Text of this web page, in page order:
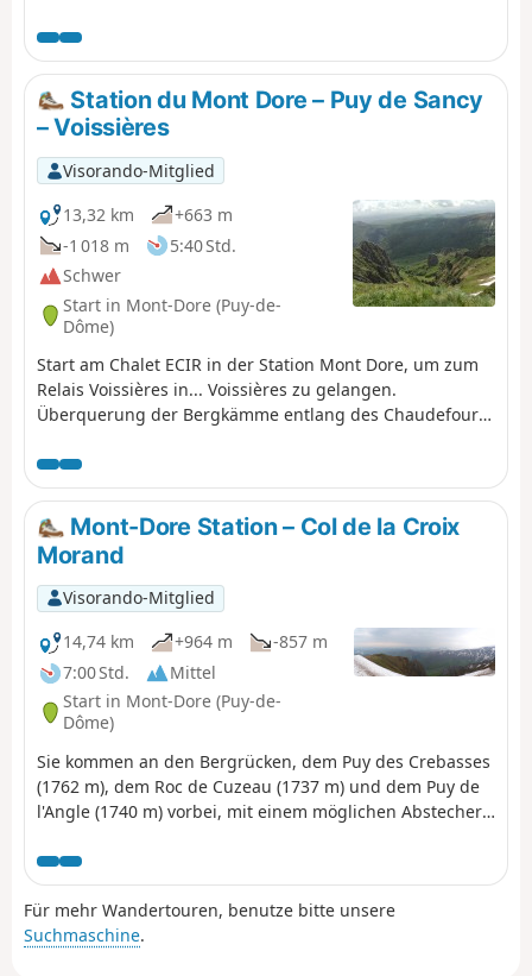
kennenlernen. Eine angenehme und familienfreundliche
Wanderung auf den Wegen und Pfaden rund um den
Ferienort.
Station du Mont Dore – Puy de Sancy
– Voissières
Visorando-Mitglied
13,32 km
+663 m
-1 018 m
5:40 Std.
Schwer
Start in Mont-Dore (Puy-de-
Dôme)
Start am Chalet ECIR in der Station Mont Dore, um zum
Relais Voissières in... Voissières zu gelangen.
Überquerung der Bergkämme entlang des Chaudefour-
erweisen, der Rest ist sehr einfach.
Mont-Dore Station – Col de la Croix
Morand
Visorando-Mitglied
14,74 km
+964 m
-857 m
7:00 Std.
Mittel
Start in Mont-Dore (Puy-de-
Dôme)
Sie kommen an den Bergrücken, dem Puy des Crebasses
(1762 m), dem Roc de Cuzeau (1737 m) und dem Puy de
l'Angle (1740 m) vorbei, mit einem möglichen Abstecher
und das herrliche Vallée de Chaudefour.
Für mehr Wandertouren, benutze bitte unsere
Suchmaschine.